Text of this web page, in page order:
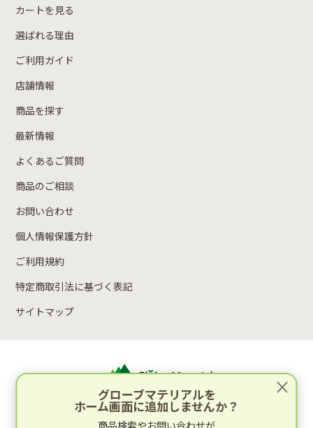
カートを見る
選ばれる理由
ご利用ガイド
店舗情報
商品を探す
最新情報
よくあるご質問
商品のご相談
お問い合わせ
個人情報保護方針
ご利用規約
特定商取引法に基づく表記
サイトマップ
運営：林木材株式会社
×
グローブマテリアルを
ホーム画面に追加しませんか？
商品検索やお問い合わせが